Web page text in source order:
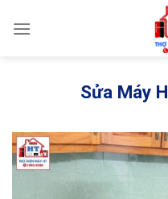
Sửa Máy